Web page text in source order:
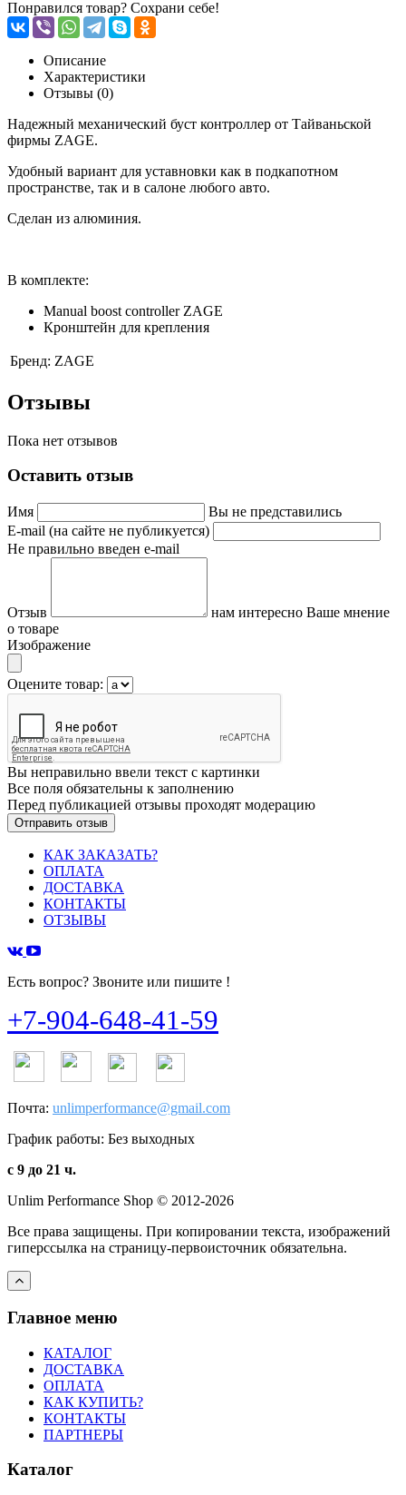
Понравился товар? Сохрани себе!
Описание
Характеристики
Отзывы (0)
Надежный механический буст контроллер от Тайваньской
фирмы ZAGE.
Удобный вариант для уставновки как в подкапотном
пространстве, так и в салоне любого авто.
Сделан из алюминия.
В комплекте:
Manual boost controller ZAGE
Кронштейн для крепления
Бренд: ZAGE
Отзывы
Пока нет отзывов
Оставить отзыв
Имя
Вы не представились
E-mail (на сайте не публикуется)
Не правильно введен e-mail
Отзыв
нам интересно Ваше мнение
о товаре
Изображение
Оцените товар:
Вы неправильно ввели текст с картинки
Все поля обязательны к заполнению
Перед публикацией отзывы проходят модерацию
КАК ЗАКАЗАТЬ?
ОПЛАТА
ДОСТАВКА
КОНТАКТЫ
ОТЗЫВЫ
Есть вопрос? Звоните или пишите !
+7-904-648-41-59
Почта: unlimperformance@gmail.com
График работы: Без выходных
с 9 до 21 ч.
Unlim Performance Shop © 2012-2026
Все права защищены. При копировании текста, изображений
гиперссылка на страницу-первоисточник обязательна.
Главное меню
КАТАЛОГ
ДОСТАВКА
ОПЛАТА
КАК КУПИТЬ?
КОНТАКТЫ
ПАРТНЕРЫ
Каталог